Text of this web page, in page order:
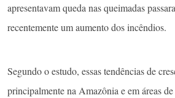
apresentavam queda nas queimadas
recentemente um aumento dos incêndios.
Segundo o estudo, essas tendências de
principalmente na Amazônia e em áreas